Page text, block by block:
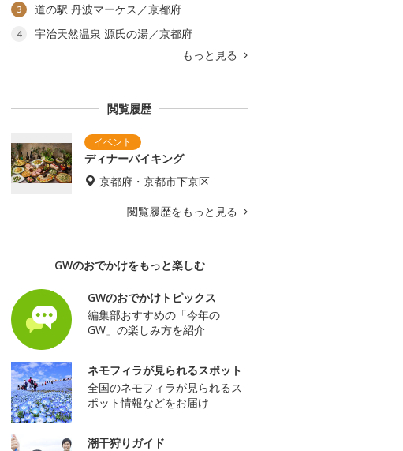
3 道の駅 丹波マーケス／京都府
4
宇治天然温泉 源氏の湯／京都府
もっと見る
閲覧履歴
ディナーバイキング
京都府・京都市下京区
閲覧履歴をもっと見る
GWのおでかけをもっと楽しむ
GWのおでかけトピックス
編集部おすすめの「今年の
GW」の楽しみ方を紹介
ネモフィラが見られるスポット
全国のネモフィラが見られるス
ポット情報などをお届け
潮干狩りガイド